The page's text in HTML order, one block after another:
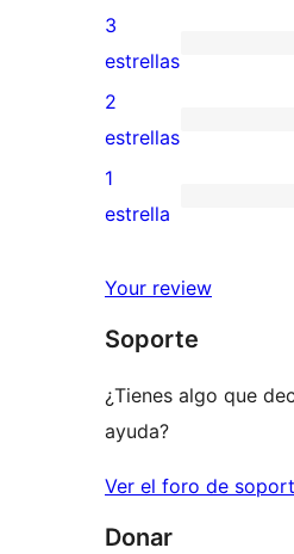
5
estrellas
valoraciones
de
4
estrellas
0
valoraciones
de
3
estrellas
3
estrellas
0
valoraciones
de
estrellas
2
estrellas
0
de
estrellas
1
estrella
Your review
Soporte
¿Tienes algo que
ayuda?
Ver el foro de
Donar